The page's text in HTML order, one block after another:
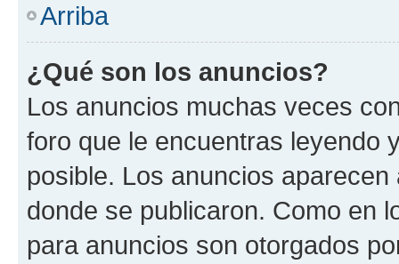
Arriba
¿Qué son los anuncios?
Los anuncios muchas veces
foro que le encuentras leyendo
posible. Los anuncios
donde se publicaron. Como en
para anuncios son otorgados